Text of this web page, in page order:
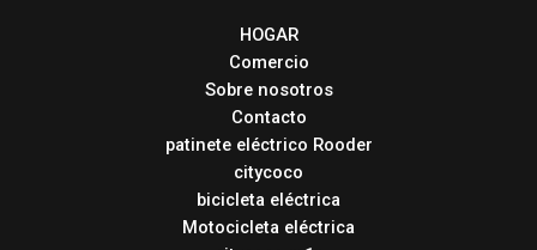
HOGAR
Comercio
Sobre nosotros
Contacto
patinete eléctrico Rooder
citycoco
bicicleta eléctrica
Motocicleta eléctrica